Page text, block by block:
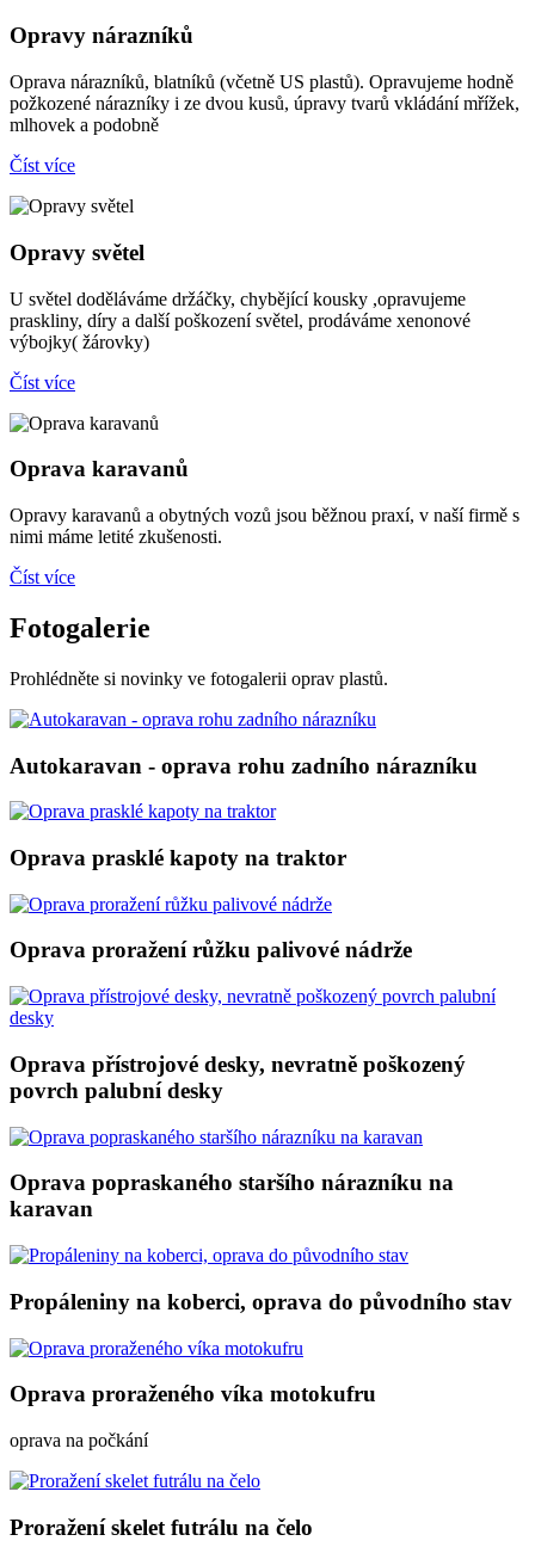
Opravy nárazníků
Oprava nárazníků, blatníků (včetně US plastů). Opravujeme hodně
požkozené nárazníky i ze dvou kusů, úpravy tvarů vkládání mřížek,
mlhovek a podobně
Číst více
Opravy světel
U světel doděláváme držáčky, chybějící kousky ,opravujeme
praskliny, díry a další poškození světel, prodáváme xenonové
výbojky( žárovky)
Číst více
Oprava karavanů
Opravy karavanů a obytných vozů jsou běžnou praxí, v naší firmě s
nimi máme letité zkušenosti.
Číst více
Fotogalerie
Prohlédněte si novinky ve fotogalerii oprav plastů.
Autokaravan - oprava rohu zadního nárazníku
Oprava prasklé kapoty na traktor
Oprava proražení růžku palivové nádrže
Oprava přístrojové desky, nevratně poškozený
povrch palubní desky
Oprava popraskaného staršího nárazníku na
karavan
Propáleniny na koberci, oprava do původního stav
Oprava proraženého víka motokufru
oprava na počkání
Proražení skelet futrálu na čelo